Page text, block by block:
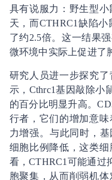
具有说服力：野生型
天，而CTHRC1缺陷
了约2.5倍。这一结果
微环境中实际上促进了
研究人员进一步探究
示，Cthrc1基因敲除小
的百分比明显升高。
行者，它们的增加意
力增强。与此同时，
细胞比例降低，这类
看，CTHRC1可能通过
胞聚集，从而削弱机